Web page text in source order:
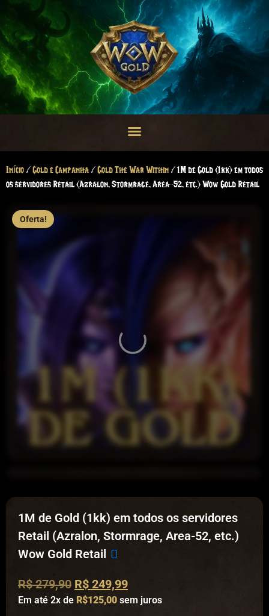
Início /Gold e Campanha /Gold The War Within / 1M de Gold (1kk) em todos
os servidores Retail (Azralon, Stormrage, Area-52, etc.) Wow Gold Retail
Oferta!
1M de Gold (1kk) em todos os servidores
Retail (Azralon, Stormrage, Area-52, etc.)
Wow Gold Retail
R$279,90 R$ 249,99
Em até 2x de R$125,00 sem juros